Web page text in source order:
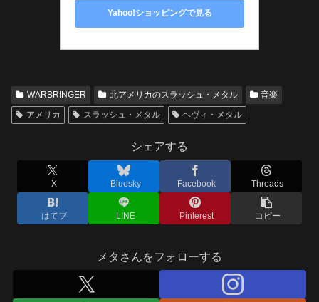
Yahoo!ショッピングで見る
WARBRINGER 北アメリカのスラッシュ・メタル
音楽
アメリカ
スラッシュ・メタル ヘヴィ・メタル
シェアする
X Bluesky Facebook Threads
はてブ LINE Pinterest コピー
メタさんをフォローする